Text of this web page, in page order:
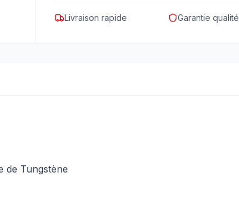
Livraison rapide Garantie qualité
de Tungstène